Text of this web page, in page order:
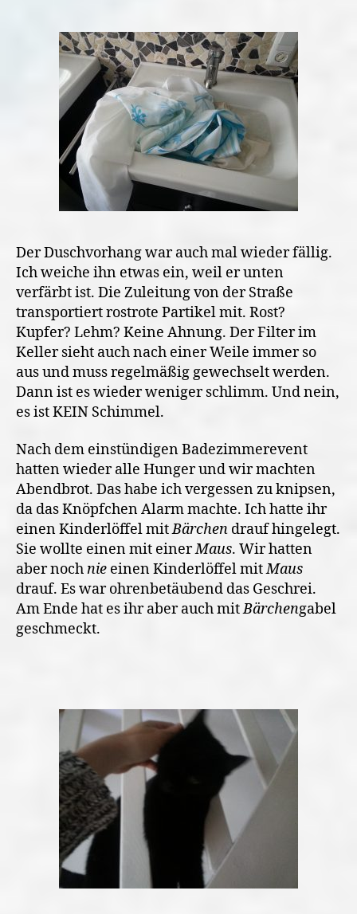
Der Duschvorhang war auch mal wieder fällig.
Ich weiche ihn etwas ein, weil er unten
verfärbt ist. Die Zuleitung von der Straße
transportiert rostrote Partikel mit. Rost?
Kupfer? Lehm? Keine Ahnung. Der Filter im
Keller sieht auch nach einer Weile immer so
aus und muss regelmäßig gewechselt werden.
Dann ist es wieder weniger schlimm. Und nein,
es ist KEIN Schimmel.
Nach dem einstündigen Badezimmerevent
hatten wieder alle Hunger und wir machten
Abendbrot. Das habe ich vergessen zu knipsen,
da das Knöpfchen Alarm machte. Ich hatte ihr
einen Kinderlöffel mitBärchen drauf hingelegt.
Sie wollte einen mit einerMaus. Wir hatten
aber nochnie einen Kinderlöffel mitMaus
drauf. Es war ohrenbetäubend das Geschrei.
Am Ende hat es ihr aber auch mitBärchengabel
geschmeckt.